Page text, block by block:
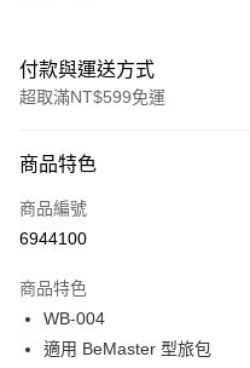
付款與運送方式
超取滿NT$599免運
信用卡一次付款
超商取貨付款
Apple Pay
街口支付
商品特色
商品編號
6944100
商品特色
WB-004
適用 BeMaster 型旅包